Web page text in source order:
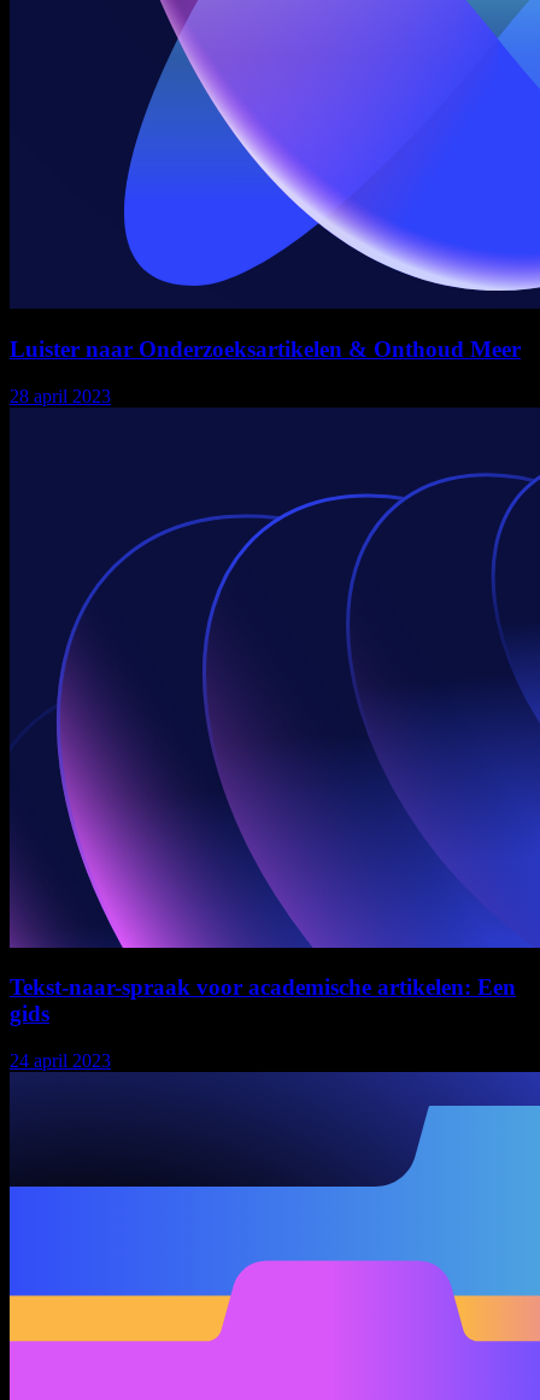
Luister naar Onderzoeksartikelen & Onthoud Meer
28 april 2023
Tekst-naar-spraak voor academische artikelen: Een
gids
24 april 2023